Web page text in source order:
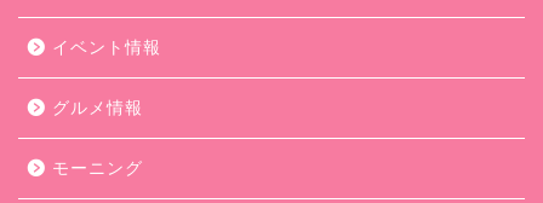
イベント情報
グルメ情報
モーニング